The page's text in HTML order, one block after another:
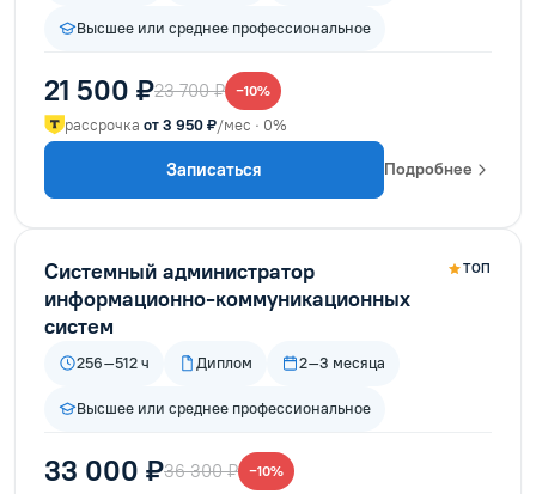
Высшее или среднее профессиональное
21 500 ₽23 700 ₽ −10%
рассрочка от 3 950 ₽/мес · 0%
Записаться Подробнее
Системный администратор
информационно-коммуникационных
систем
ТОП
256–512 ч Диплом 2–3 месяца
Высшее или среднее профессиональное
33 000 ₽36 300 ₽ −10%